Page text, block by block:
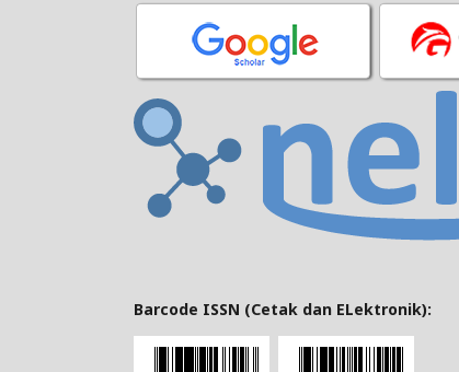
Barcode ISSN (Cetak dan ELektronik):